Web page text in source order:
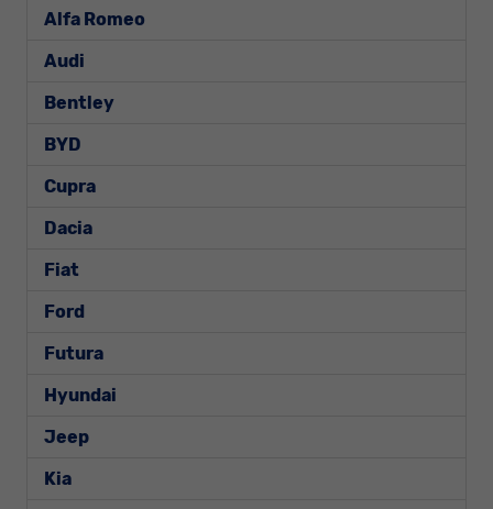
Alfa Romeo
Audi
Bentley
BYD
Cupra
Dacia
Fiat
Ford
Futura
Hyundai
Jeep
Kia